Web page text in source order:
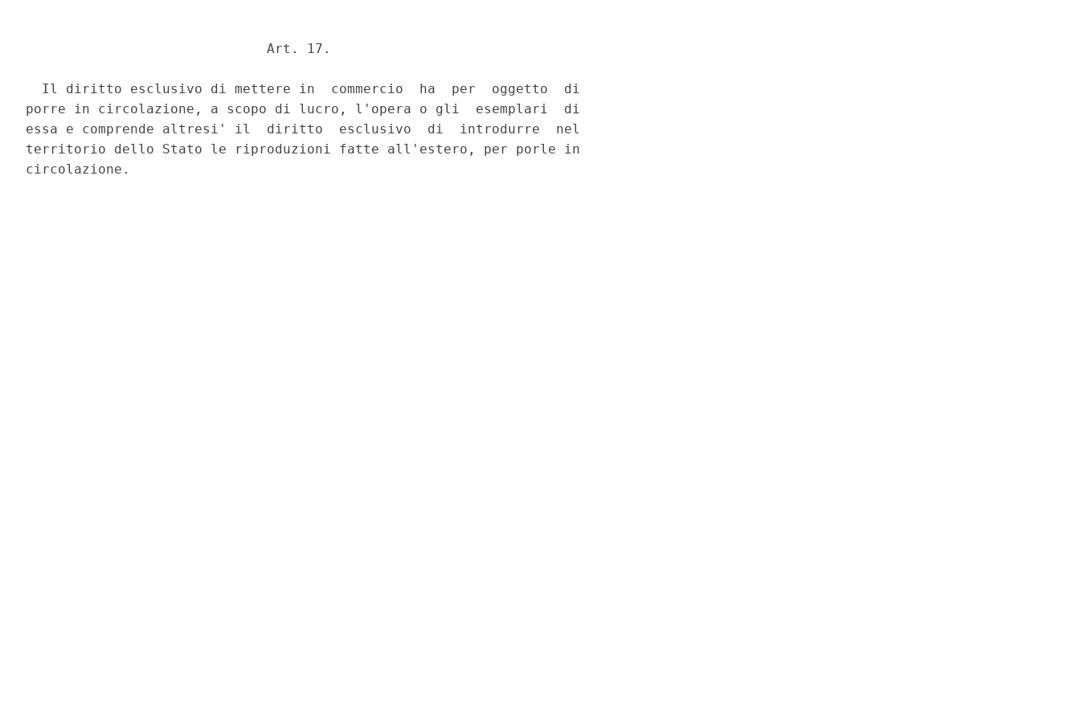
                              Art. 17.
  Il diritto esclusivo di mettere in  commercio  ha  per  oggetto  di
porre in circolazione, a scopo di lucro, l'opera o gli  esemplari  di
essa e comprende altresi' il  diritto  esclusivo  di  introdurre  nel
territorio dello Stato le riproduzioni fatte all'estero, per porle in